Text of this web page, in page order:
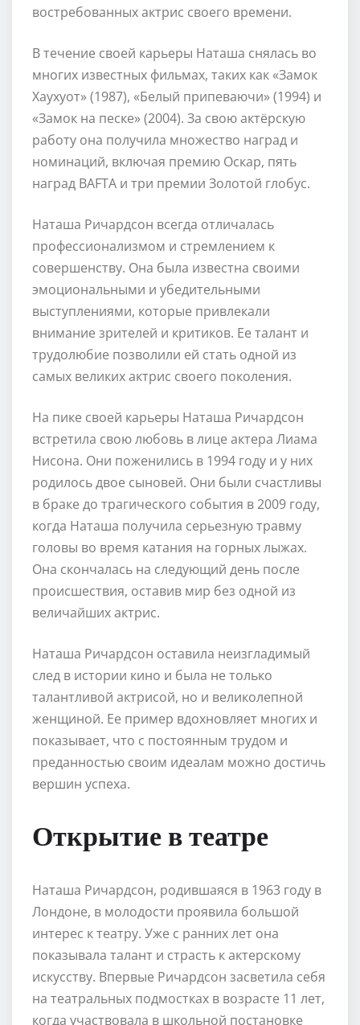
востребованных актрис своего времени.
В течение своей карьеры Наташа снялась во
многих известных фильмах, таких как «Замок
Хаухуот» (1987), «Белый припеваючи» (1994) и
«Замок на песке» (2004). За свою актёрскую
работу она получила множество наград и
номинаций, включая премию Оскар, пять
наград BAFTA и три премии Золотой глобус.
Наташа Ричардсон всегда отличалась
профессионализмом и стремлением к
совершенству. Она была известна своими
эмоциональными и убедительными
выступлениями, которые привлекали
внимание зрителей и критиков. Ее талант и
трудолюбие позволили ей стать одной из
самых великих актрис своего поколения.
На пике своей карьеры Наташа Ричардсон
встретила свою любовь в лице актера Лиама
Нисона. Они поженились в 1994 году и у них
родилось двое сыновей. Они были счастливы
в браке до трагического события в 2009 году,
когда Наташа получила серьезную травму
головы во время катания на горных лыжах.
Она скончалась на следующий день после
происшествия, оставив мир без одной из
величайших актрис.
Наташа Ричардсон оставила неизгладимый
след в истории кино и была не только
талантливой актрисой, но и великолепной
женщиной. Ее пример вдохновляет многих и
показывает, что с постоянным трудом и
преданностью своим идеалам можно достичь
вершин успеха.
Открытие в театре
Наташа Ричардсон, родившаяся в 1963 году в
Лондоне, в молодости проявила большой
интерес к театру. Уже с ранних лет она
показывала талант и страсть к актерскому
искусству. Впервые Ричардсон засветила себя
на театральных подмостках в возрасте 11 лет,
когда участвовала в школьной постановке